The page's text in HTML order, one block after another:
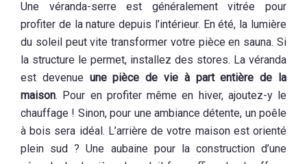
Une véranda-serre est généralement vitrée pour
profiter de la nature depuis l’intérieur. En été, la lumière
du soleil peut vite transformer votre pièce en sauna. Si
la structure le permet, installez des stores. La véranda
est devenueune pièce de vie à part entière de la
maison. Pour en profiter même en hiver, ajoutez-y le
chauffage ! Sinon, pour une ambiance détente, un poêle
à bois sera idéal. L’arrière de votre maison est orienté
plein sud ? Une aubaine pour la construction d’une